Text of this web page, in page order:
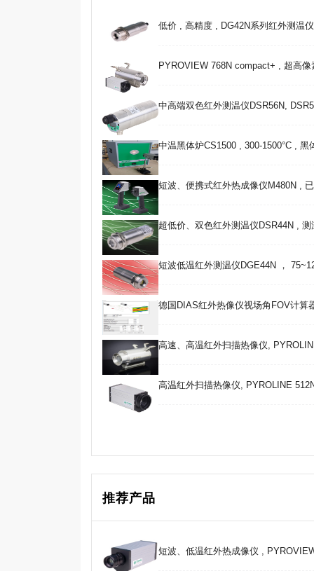
低价 , 高精度 , DG42N系列红外测温
PYROVIEW 768N compact+ , 超高
中高端双色红外测温仪DSR56N,
中温黑体炉CS1500 , 300-1500°C , 黑
短波、便携式红外热成像仪M480N ,
超低价、双色红外测温仪DSR44N , 测
短波低温红外测温仪DGE44N ，
德国DIAS红外热像仪视场角FOV计算
高速、高温红外扫描热像仪,
高温红外扫描热像仪, PYROLINE
推荐产品
短波、低温红外热成像仪 ,